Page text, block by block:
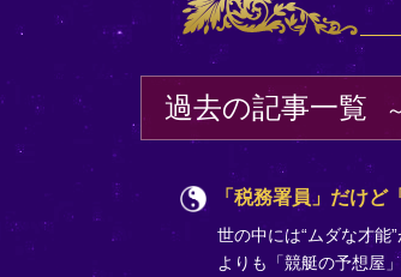
過去の記事一覧
「税務署員」だけど
世の中には“ムダな才能
よりも「競艇の予想屋